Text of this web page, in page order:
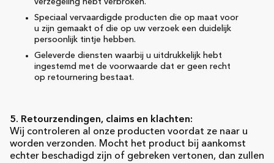
verzegeling hebt verbroken.
Speciaal vervaardigde producten die op maat voor
u zijn gemaakt of die op uw verzoek een duidelijk
persoonlijk tintje hebben.
Geleverde diensten waarbij u uitdrukkelijk hebt
ingestemd met de voorwaarde dat er geen recht
op retournering bestaat.
5. Retourzendingen, claims en klachten:
Wij controleren al onze producten voordat ze naar u
worden verzonden. Mocht het product bij aankomst
echter beschadigd zijn of gebreken vertonen, dan zullen